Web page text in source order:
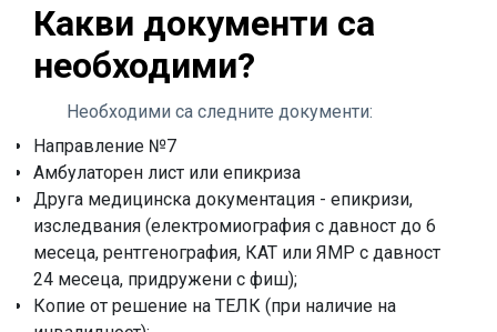
Какви документи са
необходими?
Необходими са следните документи:
Направление №7
Амбулаторен лист или епикриза
Друга медицинска документация - епикризи,
изследвания (електромиография с давност до 6
месеца, рентгенография, КАТ или ЯМР с давност
24 месеца, придружени с фиш);
Копие от решение на ТЕЛК (при наличие на